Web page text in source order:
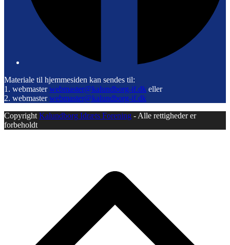
Materiale til hjemmesiden kan sendes til:
1. webmasterwebmaster@kalundborg-if.dk eller
2. webmasterwebmaster@kalundborg-if.dk
Copyright Kalundborg Idræts Forening - Alle rettigheder er
forbeholdt